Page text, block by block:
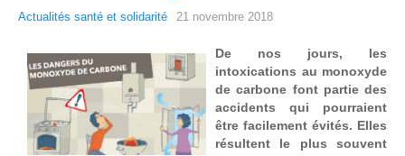
Actualités santé et solidarité 21 novembre 2018
De nos jours, les
intoxications au monoxyde
de carbone font partie des
accidents qui pourraient
être facilement évités. Elles
résultent le plus souvent